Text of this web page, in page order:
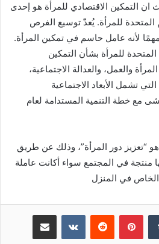
ان التمكين الاقتصادي للمرأة هو إحدى
المتحدة للمرأة. يُعدّ توسيع الفرص
مهمًا لأنه عامل حاسم في تمكين المرأة.
للمرأة بشأن التمكين
والعمل، والعدالة الاجتماعية،
تشمل الأبعاد الاجتماعية
مع خطة التنمية المستدامة لعام
“تعزيز دور المرأة”، وذلك عن طريق
منتجة في المجتمع سواء أكانت عاملة
الخاص في المنزل
بينتيريست